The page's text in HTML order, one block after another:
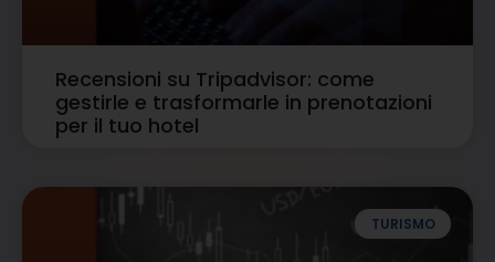
Recensioni su Tripadvisor: come
gestirle e trasformarle in prenotazioni
per il tuo hotel
TURISMO